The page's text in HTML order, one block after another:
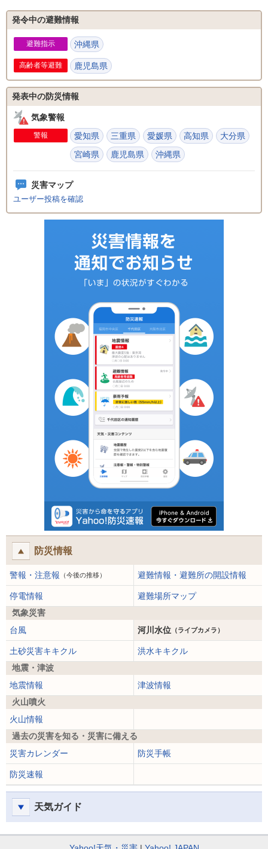
発令中の避難情報
避難指示 沖縄県
高齢者等避難 鹿児島県
発表中の防災情報
気象警報
警報 愛知県 三重県 愛媛県 高知県
大分県
宮崎県
鹿児島県 沖縄県
災害マップ
ユーザー投稿を確認
防災情報
警報・注意報 （今後の推移） 避難情報・避難所の開設情報
停電情報
避難場所マップ
気象災害
台風
河川水位 （ライブカメラ）
土砂災害キキクル
洪水キキクル
地震・津波
地震情報
津波情報
火山噴火
火山情報
過去の災害を知る・災害に備える
災害カレンダー
防災手帳
防災速報
天気ガイド